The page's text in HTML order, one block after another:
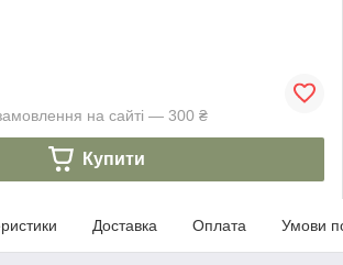
на сайті — 300 ₴
Купити
Доставка Оплата Умови